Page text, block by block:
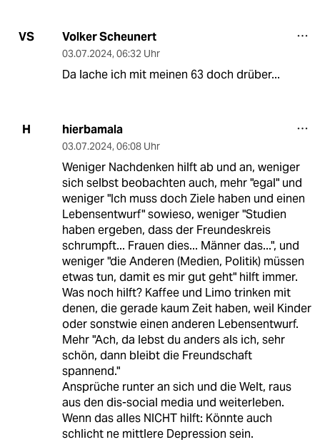
VS Volker Scheunert
03.07.2024, 06:32 Uhr
Da lache ich mit meinen 63 doch drüber...
H hierbamala
03.07.2024, 06:08 Uhr
Weniger Nachdenken hilft ab und an, weniger
sich selbst beobachten auch, mehr "egal" und
weniger "Ich muss doch Ziele haben und einen
Lebensentwurf" sowieso, weniger "Studien
haben ergeben, dass der Freundeskreis
schrumpft... Frauen dies... Männer das...", und
weniger "die Anderen (Medien, Politik) müssen
etwas tun, damit es mir gut geht" hilft immer.
Was noch hilft? Kaffee und Limo trinken mit
denen, die gerade kaum Zeit haben, weil Kinder
oder sonstwie einen anderen Lebensentwurf.
Mehr "Ach, da lebst du anders als ich, sehr
schön, dann bleibt die Freundschaft
spannend."
Ansprüche runter an sich und die Welt, raus
aus den dis-social media und weiterleben.
Wenn das alles NICHT hilft: Könnte auch
schlicht ne mittlere Depression sein.